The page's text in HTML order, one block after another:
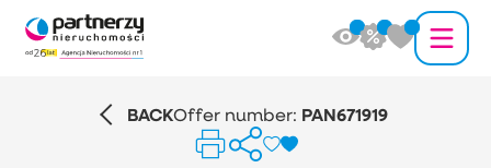
BACKOffer number: PAN671919